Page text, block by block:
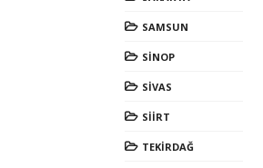
SAMSUN
SİNOP
SİVAS
SİİRT
TEKİRDAĞ